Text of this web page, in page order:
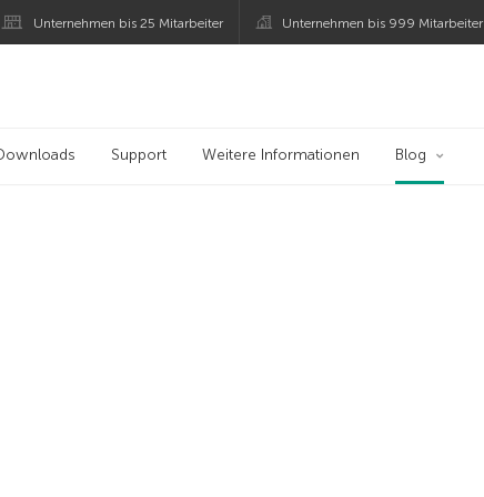
Unternehmen bis 25 Mitarbeiter Unternehmen bis 999 Mitarbeiter
Support Weitere Informationen Blog